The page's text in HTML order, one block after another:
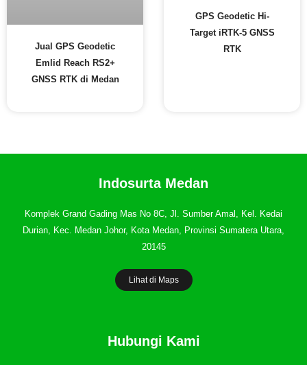
Jual GPS Geodetic
Emlid Reach RS2+
GNSS RTK di Medan
GPS Geodetic Hi-
Target iRTK-5 GNSS
RTK
Indosurta Medan
Komplek Grand Gading Mas No 8C, Jl. Sumber Amal, Kel. Kedai
Durian, Kec. Medan Johor, Kota Medan, Provinsi Sumatera Utara,
20145
Lihat di Maps
Hubungi Kami